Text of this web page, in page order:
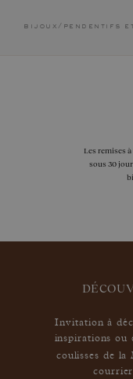
bijoux / pendentifs
Les remises
sous 30
Invitation à
inspirations ou
coulisses de la